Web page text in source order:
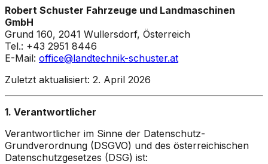
Robert Schuster Fahrzeuge und Landmaschinen
GmbH
Grund 160, 2041 Wullersdorf, Österreich
Tel.: +43 2951 8446
E-Mail: office@landtechnik-schuster.at
Zuletzt aktualisiert: 2. April 2026
1. Verantwortlicher
Verantwortlicher im Sinne der Datenschutz-
Grundverordnung (DSGVO) und des österreichischen
Datenschutzgesetzes (DSG) ist: